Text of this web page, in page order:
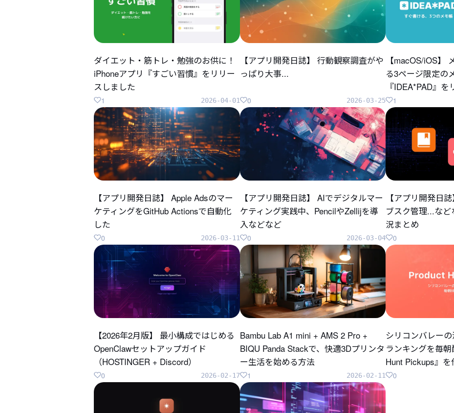
ダイエット・筋トレ・勉強のお供に！
iPhoneアプリ『すごい習慣』をリリー
スしました
2026-04-01
1
【アプリ開発日誌】 行動観察調査がや
っぱり大事...
2026-03-25
0
【macOS/iOS】
る3ページ限定の
『IDEA*PAD』
1
【アプリ開発日誌】 Apple Adsのマー
ケティングをGitHub Actionsで自動化
した
2026-03-11
0
【アプリ開発日誌】 AIでデジタルマー
ケティング実践中、PencilやZellijを導
入などなど
2026-03-04
0
【アプリ開発日
ブスク管理...な
況まとめ
0
【2026年2月版】 最小構成ではじめる
OpenClawセットアップガイド
（HOSTINGER + Discord）
2026-02-17
0
Bambu Lab A1 mini + AMS 2 Pro +
BIQU Panda Stackで、快適3Dプリンタ
ー生活を始める方法
2026-02-11
1
シリコンバレー
ランキングを毎
Hunt Pickups』を
0